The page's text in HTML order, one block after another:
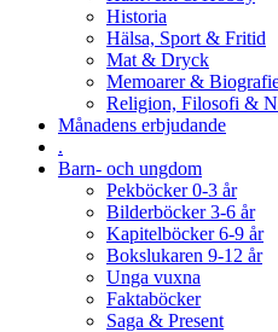
Historia
Hälsa, Sport & Fritid
Mat & Dryck
Memoarer &
Religion, Filosofi &
Månadens erbjudande
.
Barn- och ungdom
Pekböcker 0-3 år
Bilderböcker 3-6 år
Kapitelböcker 6-9 år
Bokslukaren 9-12 år
Unga vuxna
Faktaböcker
Saga & Present